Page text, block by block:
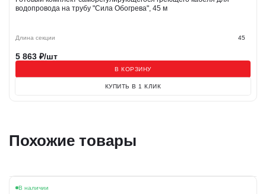
водопровода на трубу "Сила Обогрева", 45 м
Длина секции 45
5 863 ₽/шт
В КОРЗИНУ
КУПИТЬ В 1 КЛИК
Похожие товары
В наличии